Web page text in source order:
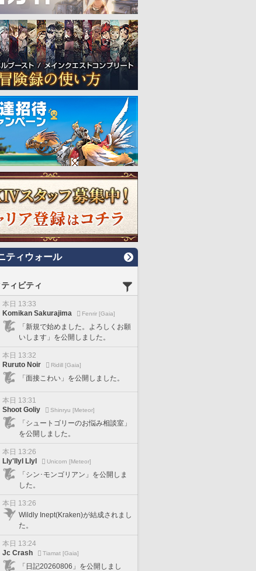
ティウォール
ィビティ
本日 13:33
Komikan Sakurajima
Fenrir [Gaia]
「新規で始めました。よろしくお願
いします」を公開しました。
本日 13:32
Ruruto Noir
Ridill [Gaia]
「面接こわい」を公開しました。
本日 13:31
Shoot Goliy
Shinryu [Meteor]
「シュートゴリーのお悩み相談室」
を公開しました。
本日 13:26
Lly'llyl Llyl
Unicorn [Meteor]
「シン･モンゴリアン」を公開しま
した。
本日 13:26
Wildly Inept(Kraken)が結成されまし
た。
本日 13:24
Jc Crash
Tiamat [Gaia]
「日記20260806」を公開しまし